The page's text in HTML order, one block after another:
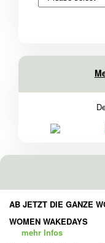
AB JETZT DIE GANZE
WOMEN WAKEDAYS
mehr Infos